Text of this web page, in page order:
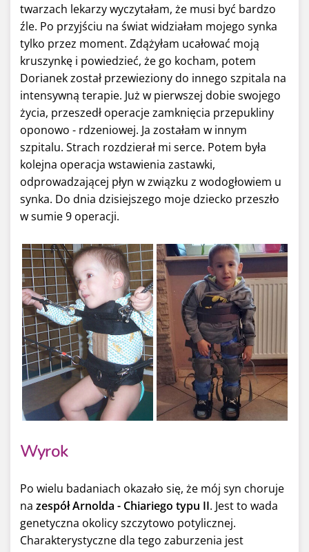
twarzach lekarzy wyczytałam, że musi być bardzo
źle. Po przyjściu na świat widziałam mojego synka
tylko przez moment. Zdążyłam ucałować moją
kruszynkę i powiedzieć, że go kocham, potem
Dorianek został przewieziony do innego szpitala na
intensywną terapie. Już w pierwszej dobie swojego
życia, przeszedł operacje zamknięcia przepukliny
oponowo - rdzeniowej. Ja zostałam w innym
szpitalu. Strach rozdzierał mi serce. Potem była
kolejna operacja wstawienia zastawki,
odprowadzającej płyn w związku z wodogłowiem u
synka. Do dnia dzisiejszego moje dziecko przeszło
w sumie 9 operacji.
Wyrok
Po wielu badaniach okazało się, że mój syn choruje
na zespół Arnolda - Chiariego typu II. Jest to wada
genetyczna okolicy szczytowo potylicznej.
Charakterystyczne dla tego zaburzenia jest